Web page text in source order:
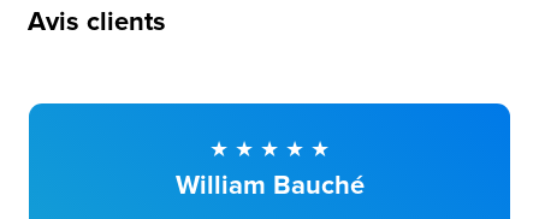
Avis clients
William Bauché